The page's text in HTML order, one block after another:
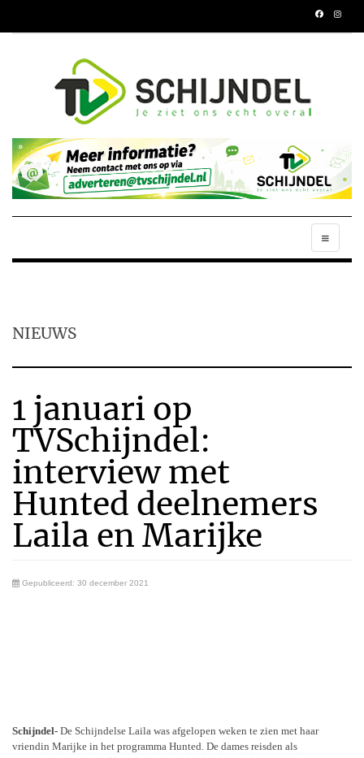
NIEUWS
1 januari op
TVSchijndel:
interview met
Hunted deelnemers
Laila en Marijke
Gepubliceerd: 30 december 2021
Schijndel- De Schijndelse Laila was afgelopen weken te zien met haar
vriendin Marijke in het programma Hunted. De dames reisden als